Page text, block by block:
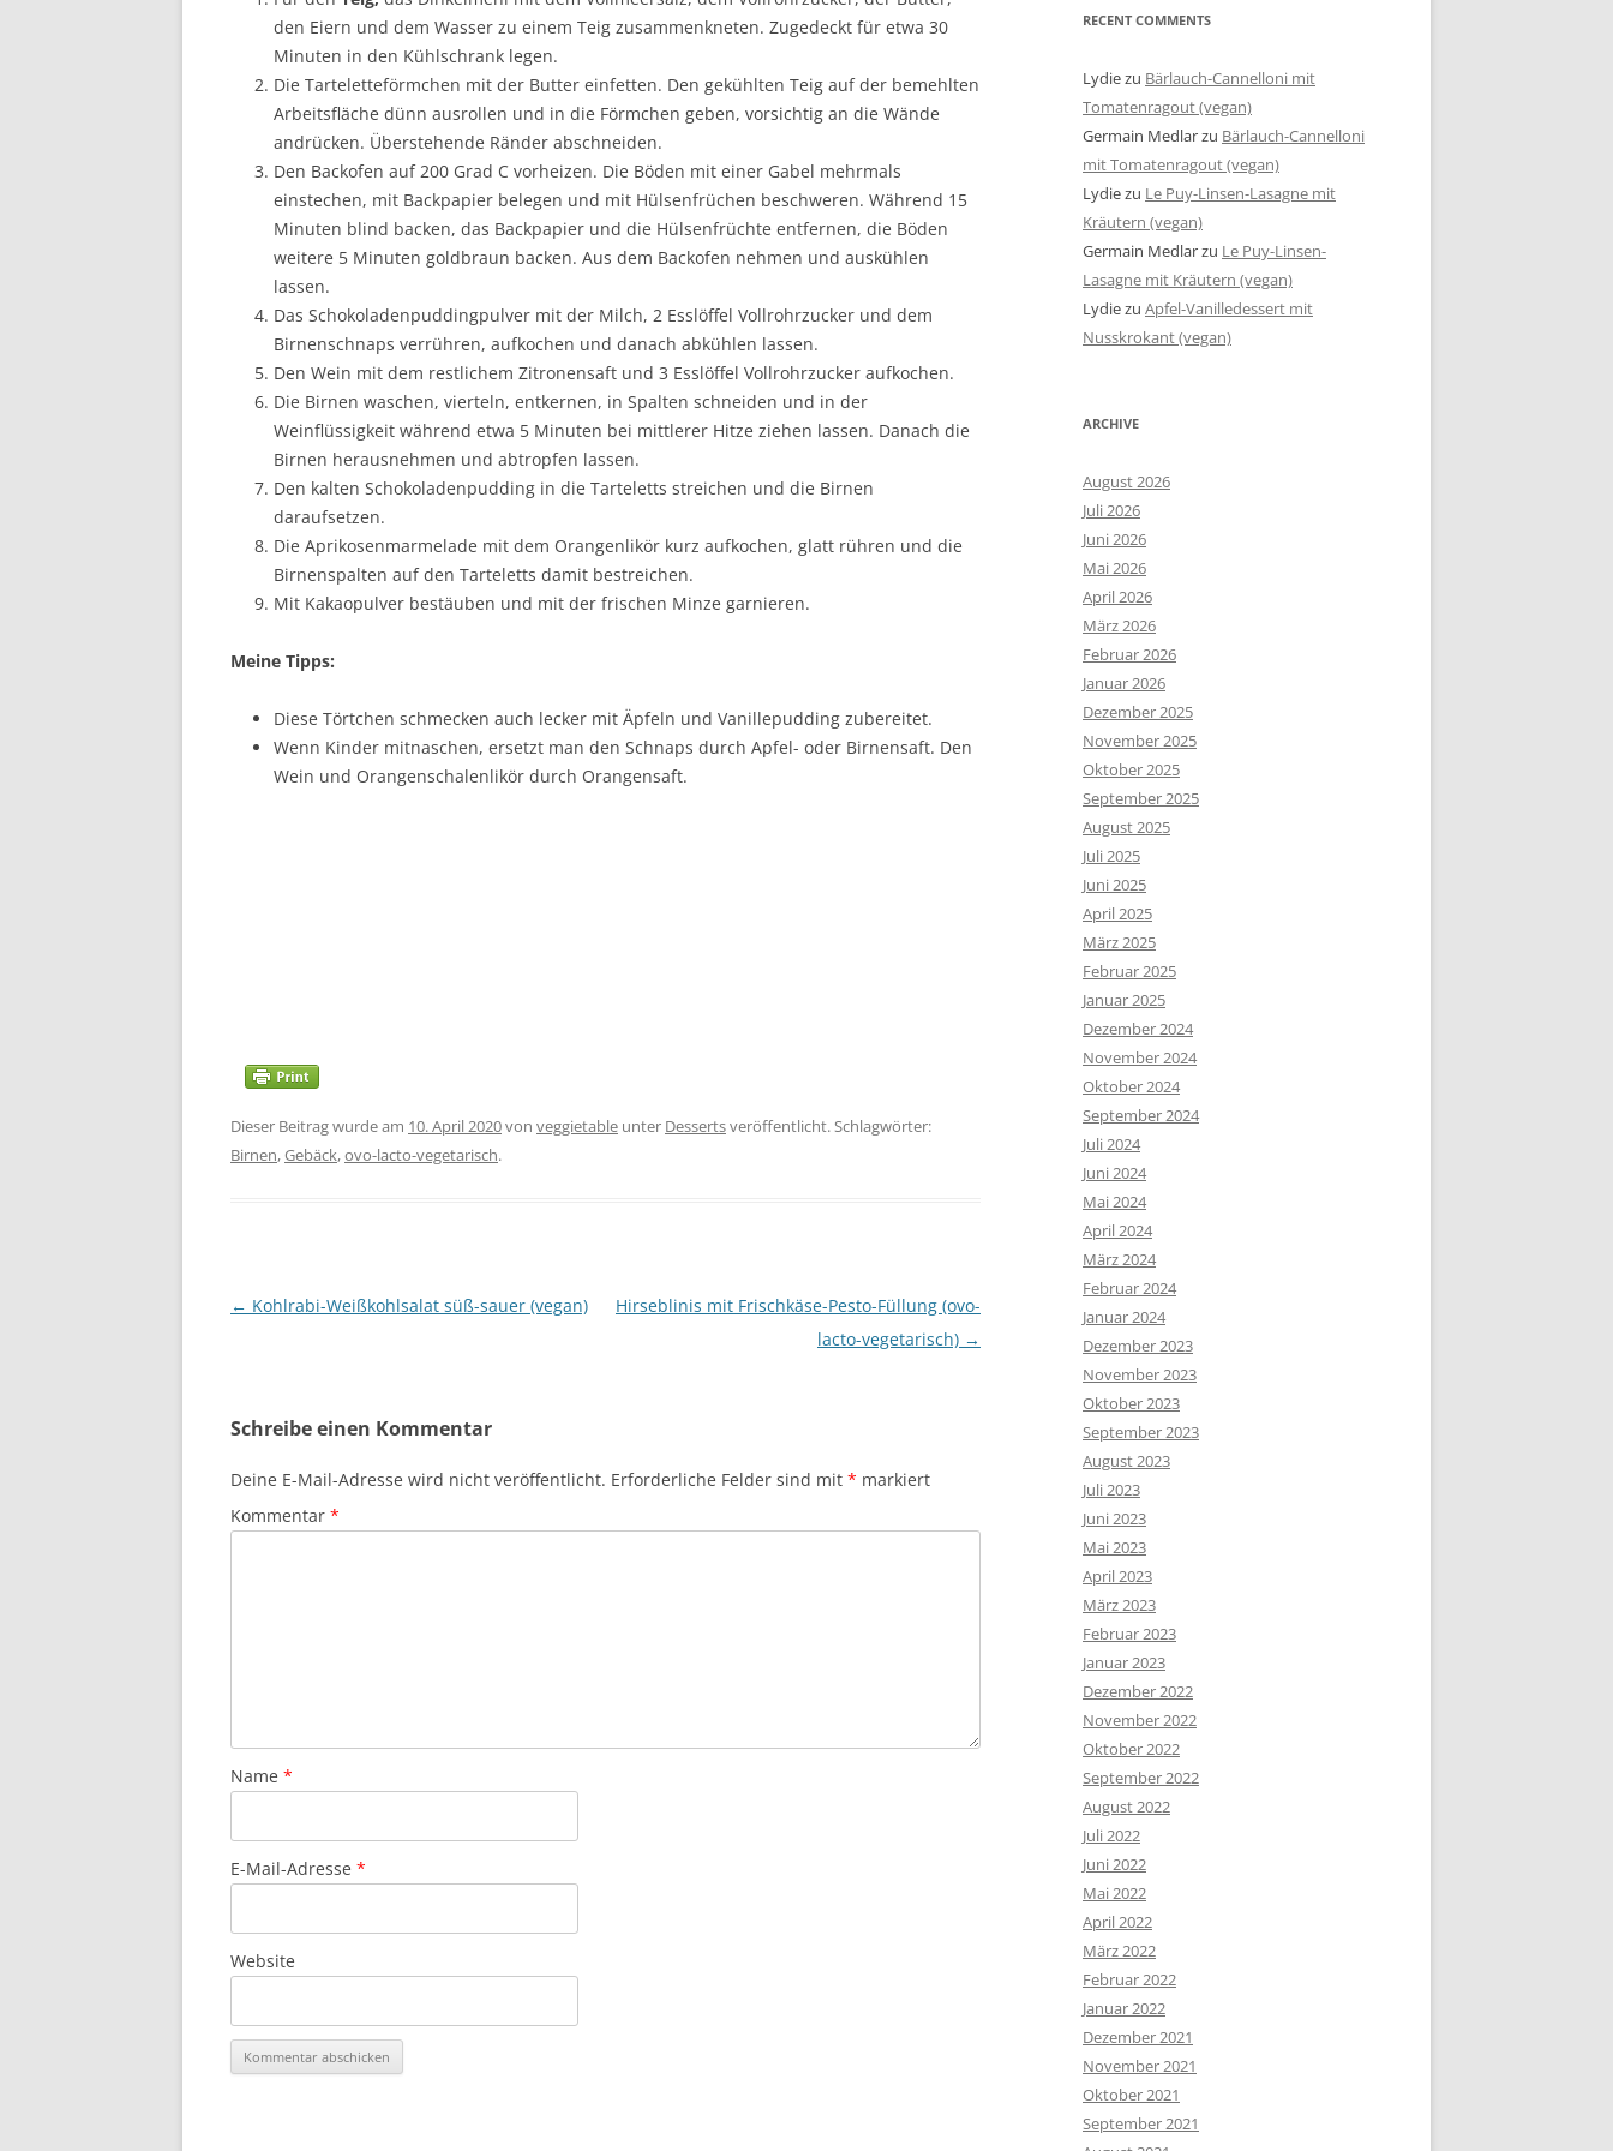
den Eiern und dem Wasser zu einem Teig zusammenkneten. Zugedeckt für etwa 30
Minuten in den Kühlschrank legen.
Die Tarteletteförmchen mit der Butter einfetten. Den gekühlten Teig auf der bemehlten
Arbeitsfläche dünn ausrollen und in die Förmchen geben, vorsichtig an die Wände
andrücken. Überstehende Ränder abschneiden.
Den Backofen auf 200 Grad C vorheizen. Die Böden mit einer Gabel mehrmals
einstechen, mit Backpapier belegen und mit Hülsenfrüchen beschweren. Während 15
Minuten blind backen, das Backpapier und die Hülsenfrüchte entfernen, die Böden
weitere 5 Minuten goldbraun backen. Aus dem Backofen nehmen und auskühlen
lassen.
Das Schokoladenpuddingpulver mit der Milch, 2 Esslöffel Vollrohrzucker und dem
Birnenschnaps verrühren, aufkochen und danach abkühlen lassen.
Den Wein mit dem restlichem Zitronensaft und 3 Esslöffel Vollrohrzucker aufkochen.
Die Birnen waschen, vierteln, entkernen, in Spalten schneiden und in der
Weinflüssigkeit während etwa 5 Minuten bei mittlerer Hitze ziehen lassen. Danach die
Birnen herausnehmen und abtropfen lassen.
Den kalten Schokoladenpudding in die Tarteletts streichen und die Birnen
daraufsetzen.
Die Aprikosenmarmelade mit dem Orangenlikör kurz aufkochen, glatt rühren und die
Birnenspalten auf den Tarteletts damit bestreichen.
Mit Kakaopulver bestäuben und mit der frischen Minze garnieren.
Meine Tipps:
Diese Törtchen schmecken auch lecker mit Äpfeln und Vanillepudding zubereitet.
Wenn Kinder mitnaschen, ersetzt man den Schnaps durch Apfel- oder Birnensaft. Den
Wein und Orangenschalenlikör durch Orangensaft.
Dieser Beitrag wurde am 10. April 2020von veggietable unter Dessertsveröffentlicht. Schlagwörter:
Birnen,Gebäck,ovo-lacto-vegetarisch.
Beitragsnavigation
← Kohlrabi-Weißkohlsalat süß-sauer (vegan)
Hirseblinis mit Frischkäse-Pesto-Füllung (ovo-
lacto-vegetarisch) →
Schreibe einen Kommentar
Deine E-Mail-Adresse wird nicht veröffentlicht. Erforderliche Felder sind mit * markiert
Kommentar *
Name *
E-Mail-Adresse *
Website
RECENT COMMENTS
Lydiezu Bärlauch-Cannelloni mit
Tomatenragout (vegan)
Germain Medlarzu Bärlauch-Cannelloni
mit Tomatenragout (vegan)
Lydiezu Le Puy-Linsen-Lasagne mit
Kräutern (vegan)
Germain Medlarzu Le Puy-Linsen-
Lasagne mit Kräutern (vegan)
Lydiezu Apfel-Vanilledessert mit
Nusskrokant (vegan)
ARCHIVE
August 2026
Juli 2026
Juni 2026
Mai 2026
April 2026
März 2026
Februar 2026
Januar 2026
Dezember 2025
November 2025
Oktober 2025
September 2025
August 2025
Juli 2025
Juni 2025
April 2025
März 2025
Februar 2025
Januar 2025
Dezember 2024
November 2024
Oktober 2024
September 2024
Juli 2024
Juni 2024
Mai 2024
April 2024
März 2024
Februar 2024
Januar 2024
Dezember 2023
November 2023
Oktober 2023
September 2023
August 2023
Juli 2023
Juni 2023
Mai 2023
April 2023
März 2023
Februar 2023
Januar 2023
Dezember 2022
November 2022
Oktober 2022
September 2022
August 2022
Juli 2022
Juni 2022
Mai 2022
April 2022
März 2022
Februar 2022
Januar 2022
Dezember 2021
November 2021
Oktober 2021
September 2021